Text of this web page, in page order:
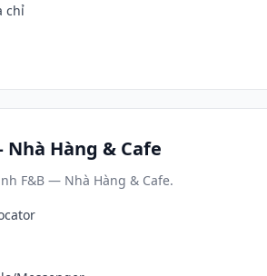
chỉ
Hàng & Cafe
F&B — Nhà Hàng & Cafe.